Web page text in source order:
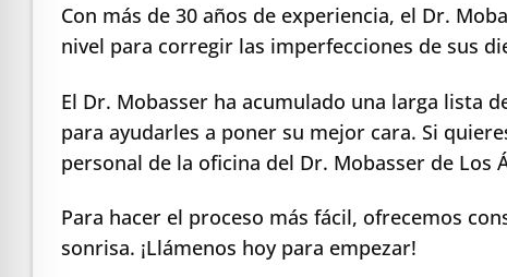
Con más de 30 años de experiencia, el Dr.
nivel para corregir las imperfecciones de sus
El Dr. Mobasser ha acumulado una larga lista
para ayudarles a poner su mejor cara. Si
personal de la oficina del Dr. Mobasser de
Para hacer el proceso más fácil, ofrecemos
sonrisa. ¡Llámenos hoy para empezar!